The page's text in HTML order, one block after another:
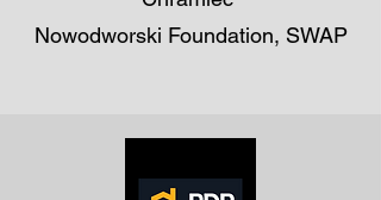
Nowodworski Foundation, SWAP